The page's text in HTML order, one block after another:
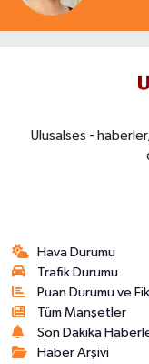
Ulusalses -
Hava Durumu
Trafik Durumu
Puan Durumu ve
Tüm Manşetler
Son Dakika
Haber Arşivi